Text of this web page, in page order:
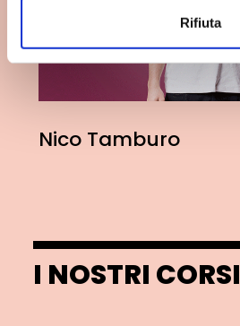
Rifiuta
Nico Tamburo
I NOSTRI CORSI